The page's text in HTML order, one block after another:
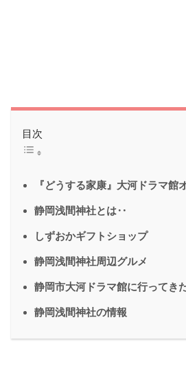
目次
『どうする家康』大河ドラマ館
静岡浅間神社とは‥
しずおかギフトショップ
静岡浅間神社周辺グルメ
静岡市大河ドラマ館に行ってき
静岡浅間神社の情報